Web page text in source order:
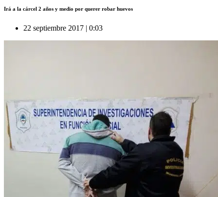
Irá a la cárcel 2 años y medio por querer robar huevos
22 septiembre 2017 | 0:03